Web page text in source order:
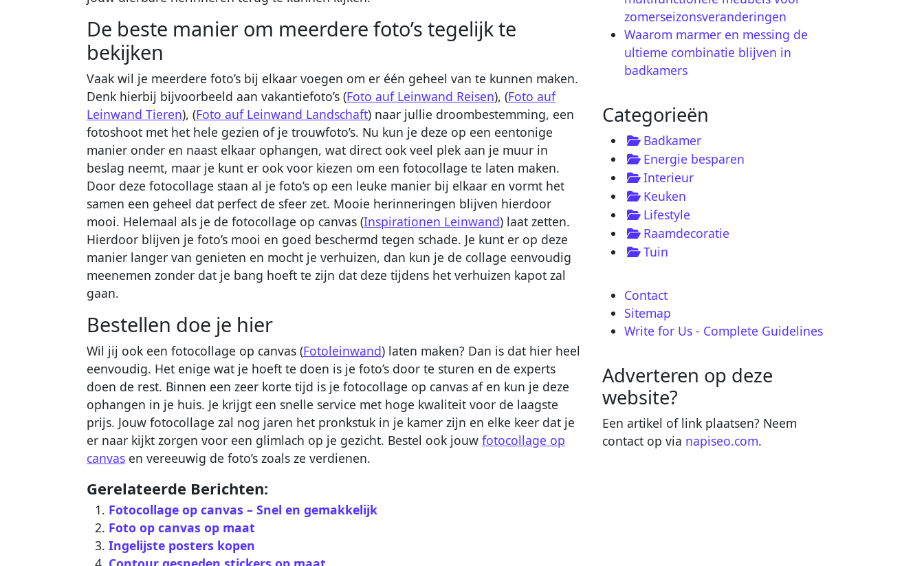
De beste manier om meerdere foto’s tegelijk te
bekijken
Vaak wil je meerdere foto’s bij elkaar voegen om er één geheel van te kunnen maken.
Denk hierbij bijvoorbeeld aan vakantiefoto’s (Foto auf Leinwand Reisen), (Foto auf
Leinwand Tieren), (Foto auf Leinwand Landschaft) naar jullie droombestemming, een
fotoshoot met het hele gezien of je trouwfoto’s. Nu kun je deze op een eentonige
manier onder en naast elkaar ophangen, wat direct ook veel plek aan je muur in
beslag neemt, maar je kunt er ook voor kiezen om een fotocollage te laten maken.
Door deze fotocollage staan al je foto’s op een leuke manier bij elkaar en vormt het
samen een geheel dat perfect de sfeer zet. Mooie herinneringen blijven hierdoor
mooi. Helemaal als je de fotocollage op canvas (Inspirationen Leinwand) laat zetten.
Hierdoor blijven je foto’s mooi en goed beschermd tegen schade. Je kunt er op deze
manier langer van genieten en mocht je verhuizen, dan kun je de collage eenvoudig
meenemen zonder dat je bang hoeft te zijn dat deze tijdens het verhuizen kapot zal
gaan.
Bestellen doe je hier
Wil jij ook een fotocollage op canvas (Fotoleinwand) laten maken? Dan is dat hier heel
eenvoudig. Het enige wat je hoeft te doen is je foto’s door te sturen en de experts
doen de rest. Binnen een zeer korte tijd is je fotocollage op canvas af en kun je deze
ophangen in je huis. Je krijgt een snelle service met hoge kwaliteit voor de laagste
prijs. Jouw fotocollage zal nog jaren het pronkstuk in je kamer zijn en elke keer dat je
er naar kijkt zorgen voor een glimlach op je gezicht. Bestel ook jouw fotocollage op
canvas en vereeuwig de foto’s zoals ze verdienen.
Gerelateerde Berichten:
Fotocollage op canvas – Snel en gemakkelijk
Foto op canvas op maat
Ingelijste posters kopen
zomerseizonsveranderingen
Waarom marmer en messing de
ultieme combinatie blijven in
badkamers
Categorieën
Badkamer
Energie besparen
Interieur
Keuken
Lifestyle
Raamdecoratie
Tuin
Contact
Sitemap
Write for Us - Complete Guidelines
Adverteren op deze
website?
Een artikel of link plaatsen? Neem
contact op via napiseo.com.